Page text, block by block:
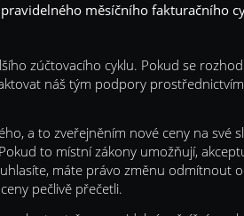
měsíčního fakturačního
zúčtovacího cyklu. Pokud se
náš tým podpory
a to zveřejněním nové ceny na
to místní zákony umožňují,
máte právo změnu odmítnout
pečlivě přečetli.